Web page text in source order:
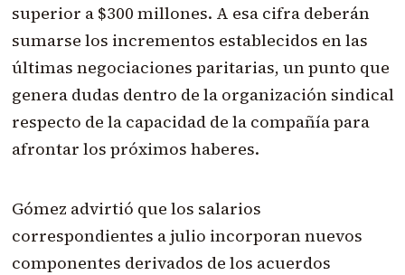
superior a $300 millones. A esa cifra deberán
sumarse los incrementos establecidos en las
últimas negociaciones paritarias, un punto que
genera dudas dentro de la organización sindical
respecto de la capacidad de la compañía para
afrontar los próximos haberes.
Gómez advirtió que los salarios
correspondientes a julio incorporan nuevos
componentes derivados de los acuerdos